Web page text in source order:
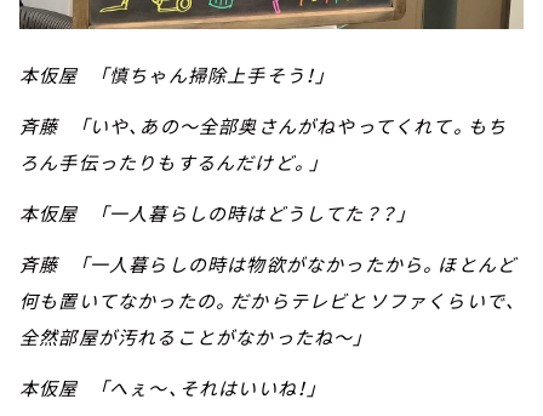
本仮屋 「慎ちゃん掃除上手そう！」
斉藤 「いや、あの～全部奥さんがねやってくれて。もち
ろん手伝ったりもするんだけど。」
本仮屋 「一人暮らしの時はどうしてた？？」
斉藤 「一人暮らしの時は物欲がなかったから。ほとんど
何も置いてなかったの。だからテレビとソファくらいで、
全然部屋が汚れることがなかったね～」
本仮屋 「へぇ～、それはいいね！」